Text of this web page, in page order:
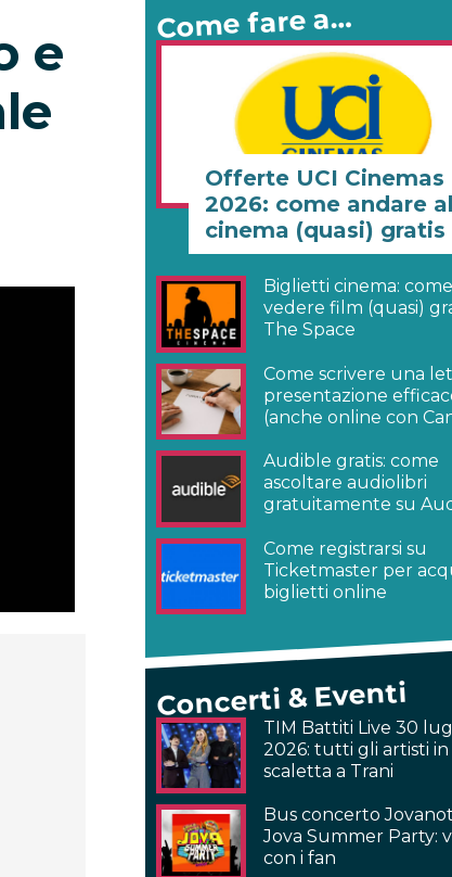
e
Come fare a…
Offerte UCI Cinemas
2026: come andare al
cinema (quasi) gratis
Biglietti cinema: come
vedere film (quasi)
The Space
Come scrivere una
presentazione
(anche online con
Audible gratis: come
ascoltare audiolibri
gratuitamente su
Come registrarsi su
Ticketmaster per
biglietti online
Concerti & Eventi
TIM Battiti Live 30
2026: tutti gli artisti in
scaletta a Trani
Bus concerto
Jova Summer Party:
con i fan